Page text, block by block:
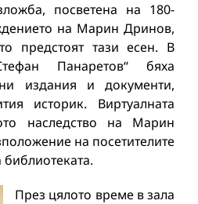
посветена на 180-
на Марин Дринов,
предстоят тази есен. В
Панаретов“ бяха
издания и документи,
историк. Виртуалната
наследство на Марин
на посетителите
През цялото време в зала